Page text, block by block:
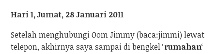
Hari 1, Jumat, 28 Januari 2011
Setelah menghubungi Oom Jimmy (baca:jimmi) lewat
telepon, akhirnya saya sampai di bengkel ‘rumahan‘